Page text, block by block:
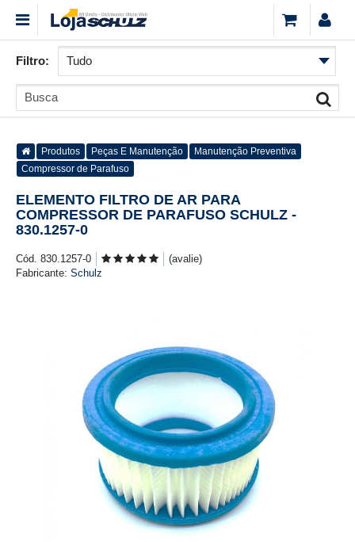
Filtro:
Produtos Peças E Manutenção
Manutenção Preventiva
Compressor de Parafuso
ELEMENTO FILTRO DE AR PARA
COMPRESSOR DE PARAFUSO SCHULZ -
830.1257-0
Cód. 830.1257-0
(avalie)
Fabricante: Schulz